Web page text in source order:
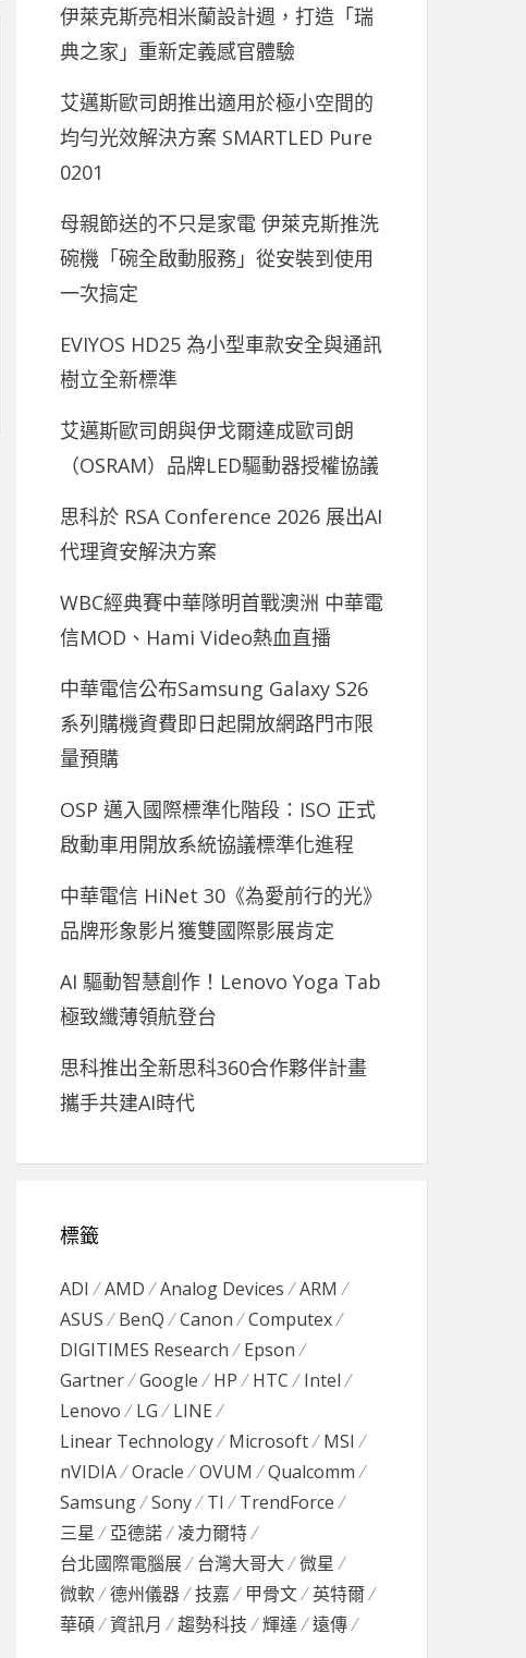
伊萊克斯亮相米蘭設計週，打造「瑞
典之家」重新定義感官體驗
艾邁斯歐司朗推出適用於極小空間的
均勻光效解決方案 SMARTLED Pure
0201
母親節送的不只是家電 伊萊克斯推洗
碗機「碗全啟動服務」從安裝到使用
一次搞定
EVIYOS HD25 為小型車款安全與通訊
樹立全新標準
艾邁斯歐司朗與伊戈爾達成歐司朗
（OSRAM）品牌LED驅動器授權協議
思科於 RSA Conference 2026 展出AI
代理資安解決方案
WBC經典賽中華隊明首戰澳洲 中華電
信MOD、Hami Video熱血直播
中華電信公布Samsung Galaxy S26
系列購機資費即日起開放網路門市限
量預購
OSP 邁入國際標準化階段：ISO 正式
啟動車用開放系統協議標準化進程
中華電信 HiNet 30《為愛前行的光》
品牌形象影片獲雙國際影展肯定
AI 驅動智慧創作！Lenovo Yoga Tab
極致纖薄領航登台
思科推出全新思科360合作夥伴計畫
攜手共建AI時代
標籤
ADI AMD Analog Devices
ARM
ASUS
BenQ Canon
Computex
DIGITIMES Research
Epson
Gartner
Google HP HTC
Intel
Lenovo
LG
LINE
Linear Technology
Microsoft
MSI
nVIDIA
Oracle OVUM
Qualcomm
Samsung
Sony TI
TrendForce
三星
亞德諾
凌力爾特
台北國際電腦展
台灣大哥大
微星
微軟
德州儀器 技嘉 甲骨文
英特爾
華碩
資訊月 趨勢科技 輝達 遠傳